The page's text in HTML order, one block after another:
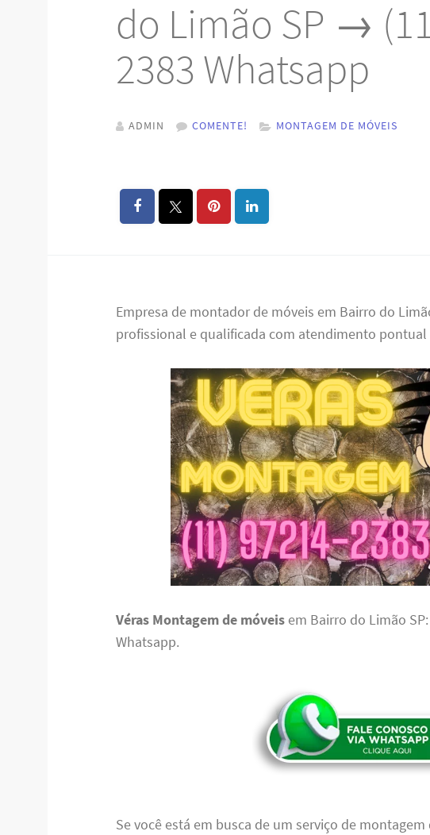
do Limão SP →
2383 Whatsapp
ADMIN COMENTE! MONTAGEM DE MÓVEIS
Empresa de montador de móveis em Bairro do
profissional e qualificada com atendimento pontual
Véras Montagem de móveis em Bairro do Limão
Whatsapp.
Se você está em busca de um serviço de